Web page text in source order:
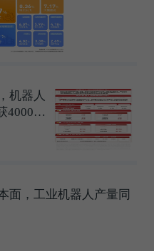
机器人
4000万
面，工业机器人产量同